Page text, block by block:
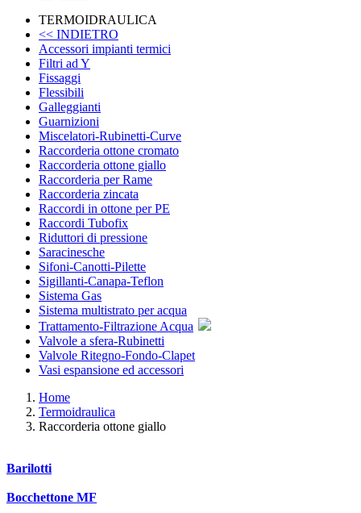
TERMOIDRAULICA
<< INDIETRO
Accessori impianti termici
Filtri ad Y
Fissaggi
Flessibili
Galleggianti
Guarnizioni
Miscelatori-Rubinetti-Curve
Raccorderia ottone cromato
Raccorderia ottone giallo
Raccorderia per Rame
Raccorderia zincata
Raccordi in ottone per PE
Raccordi Tubofix
Riduttori di pressione
Saracinesche
Sifoni-Canotti-Pilette
Sigillanti-Canapa-Teflon
Sistema Gas
Sistema multistrato per acqua
Trattamento-Filtrazione Acqua
Valvole a sfera-Rubinetti
Valvole Ritegno-Fondo-Clapet
Vasi espansione ed accessori
Home
Termoidraulica
Raccorderia ottone giallo
Barilotti
Bocchettone MF